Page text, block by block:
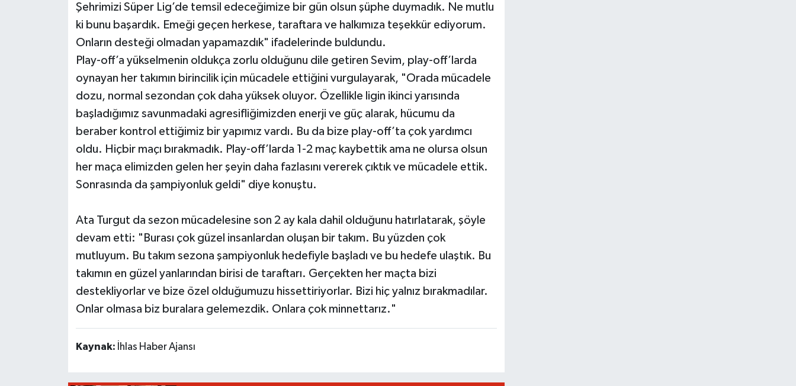
Şehrimizi Süper Lig’de temsil edeceğimize bir gün olsun şüphe duymadık. Ne mutlu
ki bunu başardık. Emeği geçen herkese, taraftara ve halkımıza teşekkür ediyorum.
Onların desteği olmadan yapamazdık" ifadelerinde buldundu.
Play-off’a yükselmenin oldukça zorlu olduğunu dile getiren Sevim, play-off’larda
oynayan her takımın birincilik için mücadele ettiğini vurgulayarak, "Orada mücadele
dozu, normal sezondan çok daha yüksek oluyor. Özellikle ligin ikinci yarısında
başladığımız savunmadaki agresifliğimizden enerji ve güç alarak, hücumu da
beraber kontrol ettiğimiz bir yapımız vardı. Bu da bize play-off’ta çok yardımcı
oldu. Hiçbir maçı bırakmadık. Play-off’larda 1-2 maç kaybettik ama ne olursa olsun
her maça elimizden gelen her şeyin daha fazlasını vererek çıktık ve mücadele ettik.
Sonrasında da şampiyonluk geldi" diye konuştu.
Ata Turgut da sezon mücadelesine son 2 ay kala dahil olduğunu hatırlatarak, şöyle
devam etti: "Burası çok güzel insanlardan oluşan bir takım. Bu yüzden çok
mutluyum. Bu takım sezona şampiyonluk hedefiyle başladı ve bu hedefe ulaştık. Bu
takımın en güzel yanlarından birisi de taraftarı. Gerçekten her maçta bizi
destekliyorlar ve bize özel olduğumuzu hissettiriyorlar. Bizi hiç yalnız bırakmadılar.
Onlar olmasa biz buralara gelemezdik. Onlara çok minnettarız."
Kaynak: İhlas Haber Ajansı